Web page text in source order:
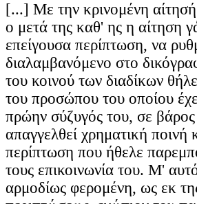
[...] Με την κρινομένη αίτησή
ο μετά της καθ' ης η αίτηση
επείγουσα περίπτωση, να
διαλαμβανόμενο στο
του κοινού των διαδίκων
του προσώπου του οποίου
πρώην σύζυγός του, σε
απαγγελθεί χρηματική
περίπτωση που ήθελε
τους επικοινωνία του. Μ'
αρμοδίως φερομένη, ως εκ